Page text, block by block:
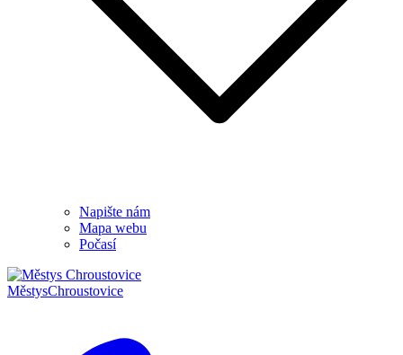
Napište nám
Mapa webu
Počasí
MěstysChroustovice